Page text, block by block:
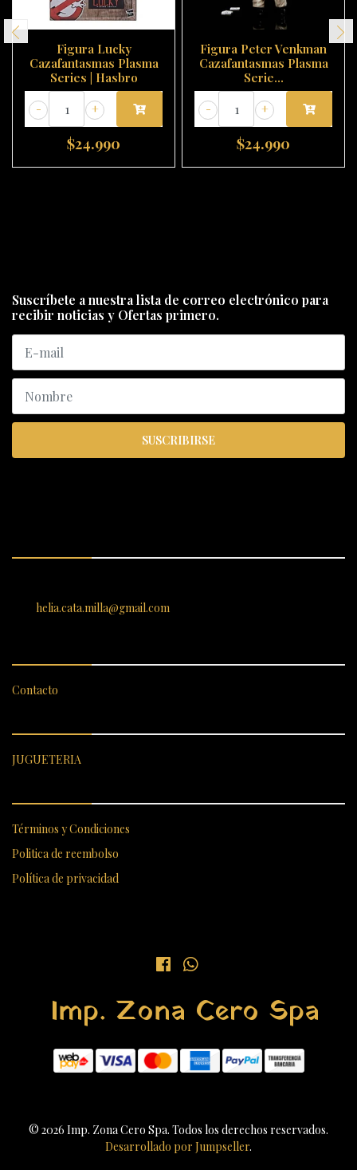
Figura Lucky
Cazafantasmas Plasma
Series | Hasbro
+
-
$24.990
Figura Peter Venkman
Cazafantasmas Plasma
Serie...
+
-
$24.990
Suscríbete a nuestra lista de correo electrónico para
recibir noticias y Ofertas primero.
SUSCRIBIRSE
helia.cata.milla@gmail.com
Contacto
JUGUETERIA
Términos y Condiciones
Politica de reembolso
Política de privacidad
Imp. Zona Cero Spa
© 2026 Imp. Zona Cero Spa. Todos los derechos reservados.
Desarrollado por Jumpseller.